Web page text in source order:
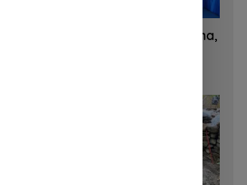
Sinergi Kementrans-Aruna,